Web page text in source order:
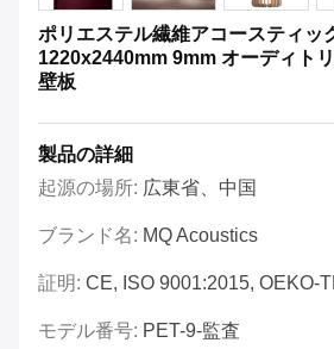
ポリエステル繊維アコースティッ
1220x2440mm 9mm オーディト
壁板
製品の詳細
起源の場所: 広東省、中国
ブランド名: MQ Acoustics
証明: CE, ISO 9001:2015, OEKO-
モデル番号: PET-9-監査